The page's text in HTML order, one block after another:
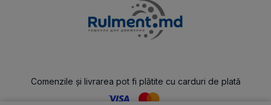
Comenzile și livrarea pot fi plătite cu carduri de plată